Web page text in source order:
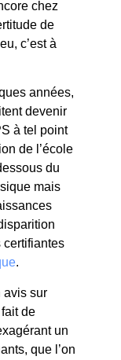
chez
de
c’est à
années,
devenir
à tel point
de l’école
du
mais
certifiantes
.
avis sur
de
un
que l’on